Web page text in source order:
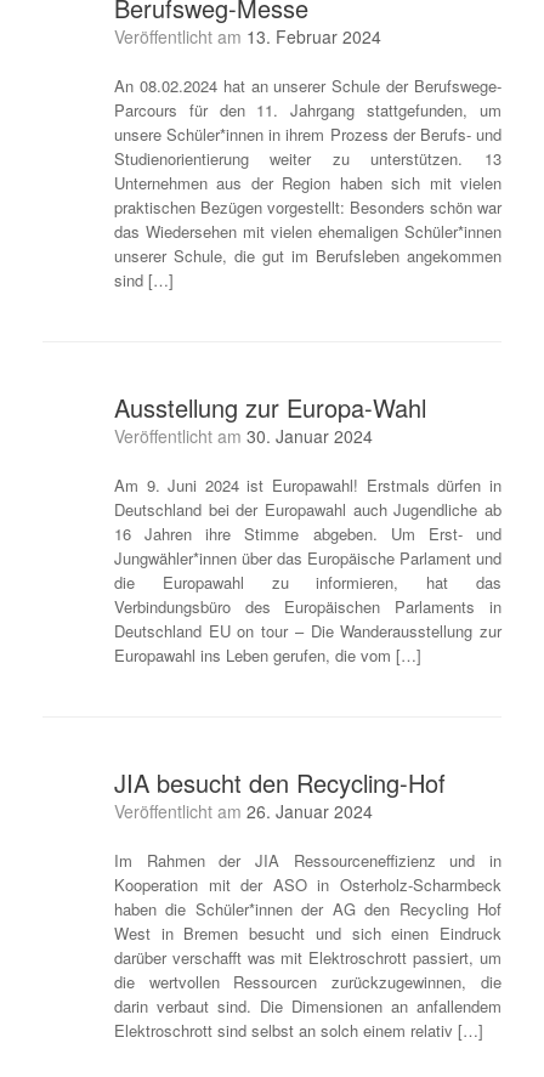
Berufsweg-Messe
Veröffentlicht am 13. Februar 2024
An 08.02.2024 hat an unserer Schule der Berufswege-
Parcours für den 11. Jahrgang stattgefunden, um
unsere Schüler*innen in ihrem Prozess der Berufs- und
Studienorientierung weiter zu unterstützen. 13
Unternehmen aus der Region haben sich mit vielen
praktischen Bezügen vorgestellt: Besonders schön war
das Wiedersehen mit vielen ehemaligen Schüler*innen
unserer Schule, die gut im Berufsleben angekommen
sind […]
Ausstellung zur Europa-Wahl
Veröffentlicht am 30. Januar 2024
Am 9. Juni 2024 ist Europawahl! Erstmals dürfen in
Deutschland bei der Europawahl auch Jugendliche ab
16 Jahren ihre Stimme abgeben. Um Erst- und
Jungwähler*innen über das Europäische Parlament und
die Europawahl zu informieren, hat das
Verbindungsbüro des Europäischen Parlaments in
Deutschland EU on tour – Die Wanderausstellung zur
Europawahl ins Leben gerufen, die vom […]
JIA besucht den Recycling-Hof
Veröffentlicht am 26. Januar 2024
Im Rahmen der JIA Ressourceneffizienz und in
Kooperation mit der ASO in Osterholz-Scharmbeck
haben die Schüler*innen der AG den Recycling Hof
West in Bremen besucht und sich einen Eindruck
darüber verschafft was mit Elektroschrott passiert, um
die wertvollen Ressourcen zurückzugewinnen, die
darin verbaut sind. Die Dimensionen an anfallendem
Elektroschrott sind selbst an solch einem relativ […]